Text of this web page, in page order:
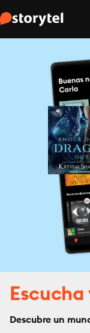
Escucha
Descubre un